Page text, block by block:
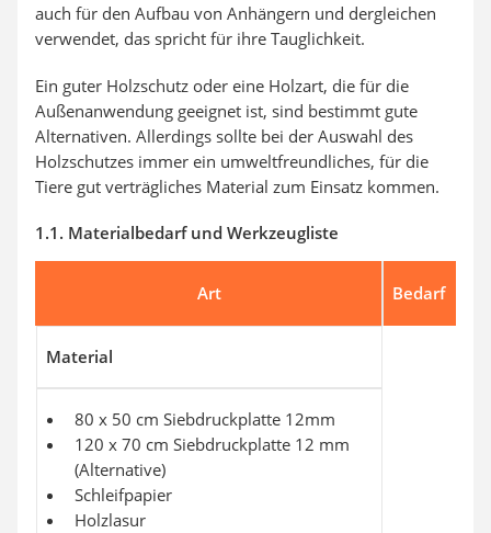
auch für den Aufbau von Anhängern und dergleichen
verwendet, das spricht für ihre Tauglichkeit.
Ein guter Holzschutz oder eine Holzart, die für die
Außenanwendung geeignet ist, sind bestimmt gute
Alternativen. Allerdings sollte bei der Auswahl des
Holzschutzes immer ein umweltfreundliches, für die
Tiere gut verträgliches Material zum Einsatz kommen.
1.1. Materialbedarf und Werkzeugliste
Art Bedarf
Material
80 x 50 cm Siebdruckplatte 12mm
120 x 70 cm Siebdruckplatte 12 mm
(Alternative)
Schleifpapier
Holzlasur